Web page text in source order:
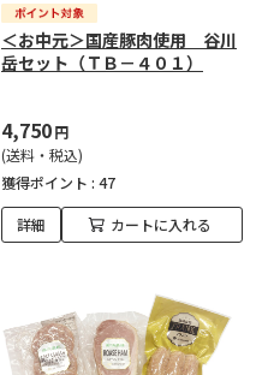
＜お中元＞国産豚肉使用 谷川
岳セット（ＴＢ－４０１）
4,750円
(送料・税込)
獲得ポイント : 47
詳細 カートに入れる